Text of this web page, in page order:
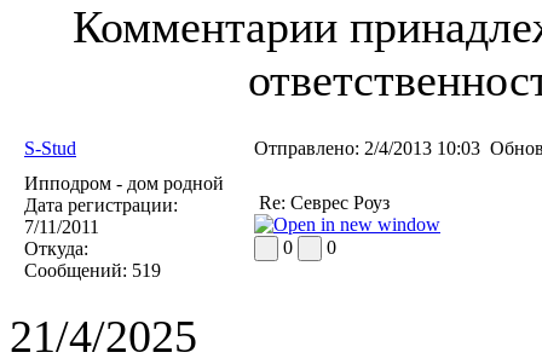
Комментарии
S-Stud Отправлено: 2/4/2013 10:03
Ипподром - дом родной
Дата регистрации:
7/11/2011
Откуда:
Сообщений: 519
Re: Севрес Роуз
0 0
21/4/2025